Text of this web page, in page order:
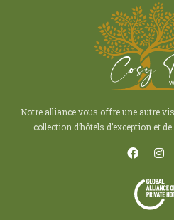
Notre alliance vous offre une autre
collection d’hôtels d’exception et